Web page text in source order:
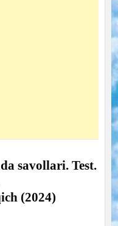
savollari. Test.
(2024)